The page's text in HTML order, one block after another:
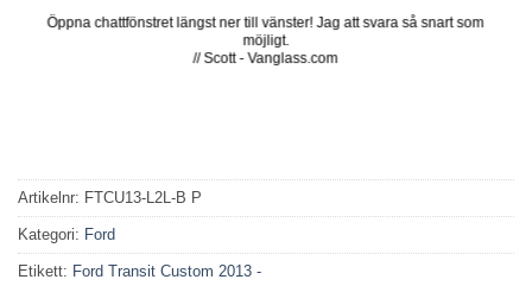
Öppna chattfönstret längst ner till vänster! Jag att svara så snart som
möjligt.
// Scott - Vanglass.com
Artikelnr: FTCU13-L2L-B P
Kategori: Ford
Etikett: Ford Transit Custom 2013 -